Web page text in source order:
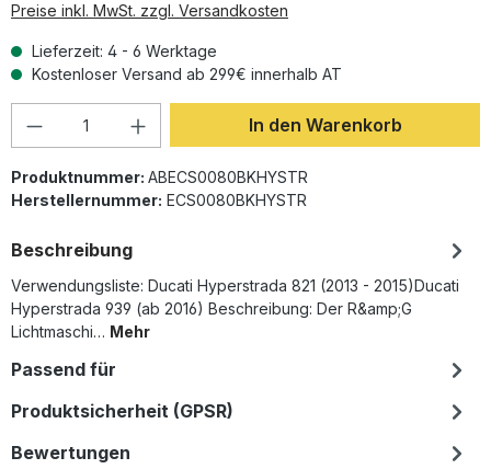
Preise inkl. MwSt. zzgl. Versandkosten
Lieferzeit: 4 - 6 Werktage
Kostenloser Versand ab 299€ innerhalb AT
Produkt Anzahl: Gib den gewünschten
In den Warenkorb
Produktnummer: ABECS0080BKHYSTR
Herstellernummer: ECS0080BKHYSTR
Beschreibung
Verwendungsliste: Ducati Hyperstrada 821 (2013 - 2015)Ducati
Hyperstrada 939 (ab 2016) Beschreibung: Der R&amp;G
Lichtmaschi… Mehr
Passend für
Produktsicherheit (GPSR)
Bewertungen